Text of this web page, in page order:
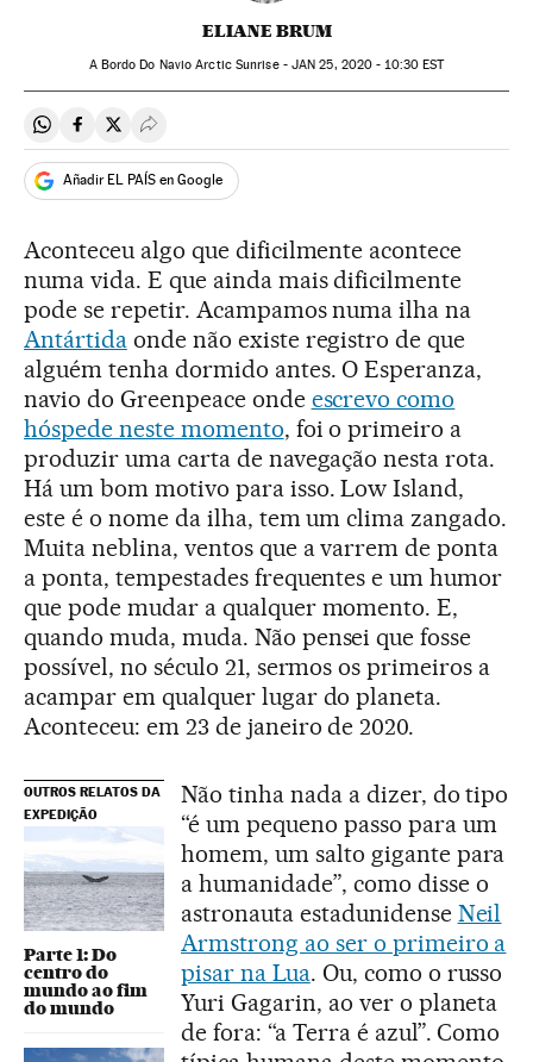
ELIANE BRUM
A Bordo Do Navio Arctic Sunrise - JAN 25, 2020 - 10:30 EST
Compartir en Whatsapp
Compartir en Facebook
Compartir en Twitter
Desplegar Redes Sociales
Añadir EL PAÍS en Google
Aconteceu algo que dificilmente acontece
numa vida. E que ainda mais dificilmente
pode se repetir. Acampamos numa ilha na
Antártidaonde não existe registro de que
alguém tenha dormido antes. O Esperanza,
navio do Greenpeace onde escrevo como
hóspede neste momento, foi o primeiro a
produzir uma carta de navegação nesta rota.
Há um bom motivo para isso. Low Island,
este é o nome da ilha, tem um clima zangado.
Muita neblina, ventos que a varrem de ponta
a ponta, tempestades frequentes e um humor
que pode mudar a qualquer momento. E,
quando muda, muda. Não pensei que fosse
possível, no século 21, sermos os primeiros a
acampar em qualquer lugar do planeta.
Aconteceu: em 23 de janeiro de 2020.
OUTROS RELATOS DA
EXPEDIÇÃO
Parte 1: Do
centro do
mundo ao fim
do mundo
Não tinha nada a dizer, do tipo
“é um pequeno passo para um
homem, um salto gigante para
a humanidade”, como disse o
astronauta estadunidense Neil
Armstrong ao ser o primeiro a
pisar na Lua. Ou, como o russo
Yuri Gagarin, ao ver o planeta
de fora: “a Terra é azul”. Como